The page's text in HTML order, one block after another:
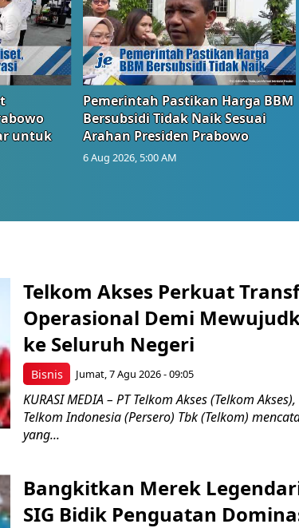
untuk
Pemerintah Pastikan Harga BBM
Bersubsidi Tidak Naik Sesuai
Arahan Presiden Prabowo
6 Aug 2026, 5:00 AM
Bisnis
Telkom Akses Perkuat
Operasional Demi
ke Seluruh Negeri
Jumat, 7 Agu 2026 - 09:05
KURASI MEDIA – PT Telkom Akses (Telkom
Telkom Indonesia (Persero) Tbk (Telkom)
yang...
Bangkitkan Merek
SIG Bidik Penguatan